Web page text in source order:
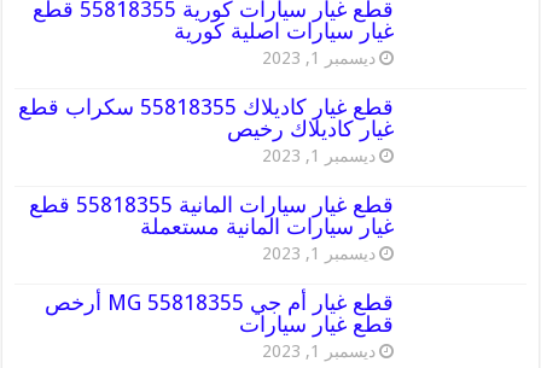
قطع غيار سيارات كورية 55818355 قطع
غيار سيارات اصلية كورية
ديسمبر 1, 2023
قطع غيار كاديلاك 55818355 سكراب قطع
غيار كاديلاك رخيص
ديسمبر 1, 2023
قطع غيار سيارات المانية 55818355 قطع
غيار سيارات المانية مستعملة
ديسمبر 1, 2023
قطع غيار أم جي MG 55818355 أرخص
قطع غيار سيارات
ديسمبر 1, 2023